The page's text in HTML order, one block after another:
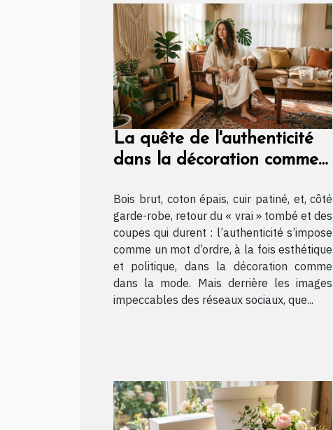
La quête de l'authenticité
dans la décoration comme
Bois brut, coton épais, cuir patiné, et, côté
garde-robe, retour du « vrai » tombé et des
coupes qui durent : l’authenticité s’impose
comme un mot d’ordre, à la fois esthétique
et politique, dans la décoration comme
dans la mode. Mais derrière les images
impeccables des réseaux sociaux, que...